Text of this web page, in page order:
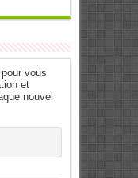
vous
et
nouvel